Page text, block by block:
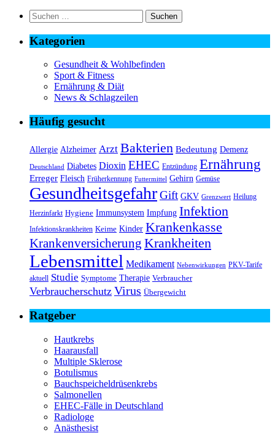
Suchen
nach:
Kategorien
Gesundheit & Wohlbefinden
Sport & Fitness
Ernährung & Diät
News & Schlagzeilen
Häufig gesucht
Allergie Alzheimer Arzt Bakterien Bedeutung Demenz
Deutschland Diabetes Dioxin EHEC Entzündung Ernährung
Erreger Fleisch Früherkennung Futtermittel Gehirn Gemüse
GesundheitsgefahrGift GKV Grenzwert Heilung
Herzinfarkt Hygiene Immunsystem Impfung Infektion
Infektionskrankheiten Keime Kinder Krankenkasse
Krankenversicherung Krankheiten
Lebensmittel Medikament Nebenwirkungen PKV-Tarife
aktuell Studie Symptome Therapie Verbraucher
Verbraucherschutz Virus Übergewicht
Ratgeber
Hautkrebs
Haarausfall
Multiple Sklerose
Botulismus
Bauchspeicheldrüsenkrebs
Salmonellen
EHEC-Fälle in Deutschland
Radiologe
Anästhesist